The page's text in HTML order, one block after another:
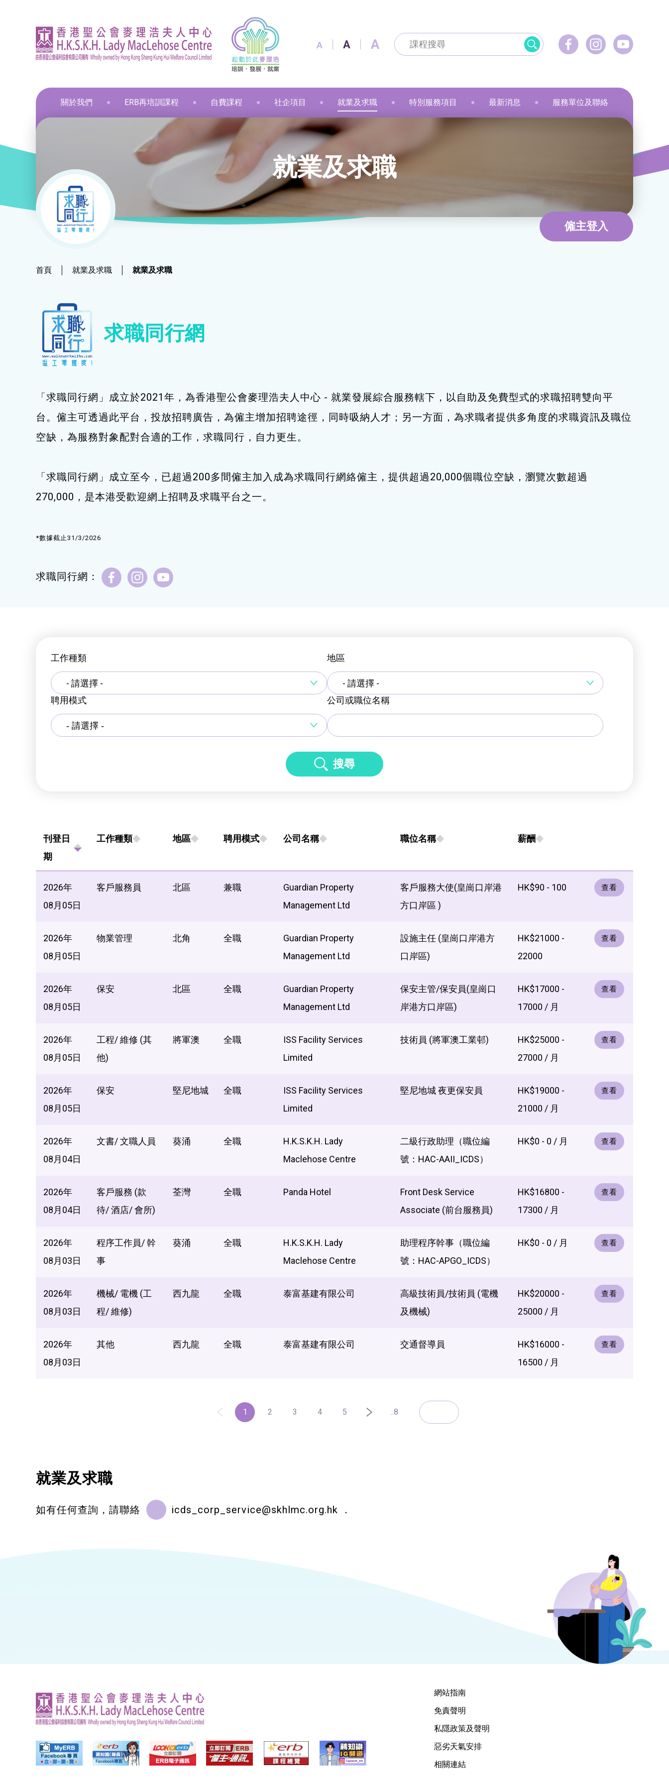
A A A
關於我們
葵涌區 – 工商業社會服務部
葵涌邨旭葵樓 - 葵涌社區服務中心
青衣區 – 青衣綜合服務中心
荃灣區 – 梨木樹綜合服務中心
ERB再培訓課程
資訊及通訊科技 金融財務
中醫保健
美容 美髮
酒店 教育康體
印刷及出版 個人素養
職業語文 健康護理
旅遊
技能提升課程
飲食 美容
中醫保健 健康護理
物業管理及保安 社會服務
商業 環境服務
少數族裔人士課程
飲食 職業語文
通用技能 職業語文
飲食 商業
ERB服務點
ERB資訊
自費課程
髮型改造 動物保健
手語課程
急救課程
化妝 美容
布藝手工
布藝製作 車縫
花藝手工
保鮮花手作 押花手作
新春注連繩
寵物護理及美容
寵物急救
藝術分享
和諧粉彩 蠟燭
星際漫遊 小廚神學堂
和諧粉彩畫(兒童) Sweet Heart 甜品工房
社企項目
寵愛軒
麥理浩餐廳
融藝工房
融藝坊
就業及求職
就業及求職
最新資訊 / 招聘會
求職錦囊
僱主及企業服務
特別服務項目 最新消息 服務單位及聯絡
就業及求職
僱主登入
首頁 就業及求職 就業及求職
求職同行網
「求職同行網」成立於2021年，為香港聖公會麥理浩夫人中心 - 就業發展綜合服務轄下，以自助及免費型式的求職招聘雙向平
台。僱主可透過此平台，投放招聘廣告，為僱主增加招聘途徑，同時吸納人才；另一方面，為求職者提供多角度的求職資訊及職位
空缺，為服務對象配對合適的工作，求職同行，自力更生。
「求職同行網」成立至今，已超過200多間僱主加入成為求職同行網絡僱主，提供超過20,000個職位空缺，瀏覽次數超過
270,000，是本港受歡迎網上招聘及求職平台之一。
*數據截止31/3/2026
求職同行網：
工作種類
- 請選擇 -
地區
- 請選擇 -
聘用模式
公司或職位名稱
搜尋
刊登日
期
工作種類 地區 聘用模式 公司名稱 職位名稱 薪酬
2026年
08月05日
客戶服務員 北區 兼職
Guardian Property
Management Ltd
客戶服務大使(皇崗口岸港
方口岸區 )
HK$90 - 100 查看
2026年
08月05日
物業管理 北角 全職
Guardian Property
Management Ltd
設施主任 (皇崗口岸港方
口岸區)
HK$21000 -
22000
查看
2026年
08月05日
保安 北區 全職
Guardian Property
Management Ltd
保安主管/保安員(皇崗口
岸港方口岸區)
HK$17000 -
17000 / 月
查看
2026年
08月05日
工程/ 維修 (其
他)
將軍澳 全職
ISS Facility Services
Limited
技術員 (將軍澳工業邨)
HK$25000 -
27000 / 月
查看
2026年
08月05日
保安 堅尼地城 全職
ISS Facility Services
Limited
堅尼地城 夜更保安員
HK$19000 -
21000 / 月
查看
2026年
08月04日
文書/ 文職人員 葵涌 全職
H.K.S.K.H. Lady
Maclehose Centre
二級行政助理（職位編
號：HAC-AAII_ICDS）
HK$0 - 0 / 月 查看
2026年
08月04日
客戶服務 (款
待/ 酒店/ 會所)
荃灣 全職 Panda Hotel
Front Desk Service
Associate (前台服務員)
HK$16800 -
17300 / 月
查看
2026年
08月03日
程序工作員/ 幹
事
葵涌 全職
H.K.S.K.H. Lady
Maclehose Centre
助理程序幹事（職位編
號：HAC-APGO_ICDS）
HK$0 - 0 / 月 查看
2026年
08月03日
機械/ 電機 (工
程/ 維修)
西九龍 全職 泰富基建有限公司
高級技術員/技術員 (電機
及機械)
HK$20000 -
25000 / 月
查看
2026年
08月03日
其他 西九龍 全職 泰富基建有限公司 交通督導員
HK$16000 -
16500 / 月
查看
1 2 3 4 5 ..8
就業及求職
如有任何查詢，請聯絡 icds_corp_service@skhlmc.org.hk ．
網站指南
免責聲明
私隱政策及聲明
惡劣天氣安排
相關連結